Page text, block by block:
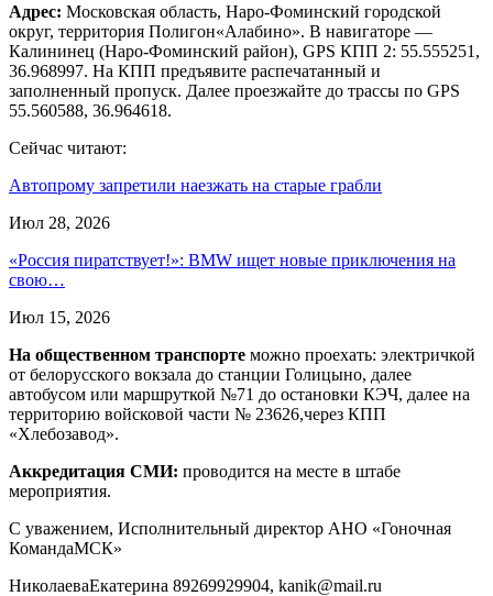
Адрес: Московская область, Наро-Фоминский городской
округ, территория Полигон«Алабино». В навигаторе —
Калининец (Наро-Фоминский район), GPS КПП 2: 55.555251,
36.968997. На КПП предъявите распечатанный и
заполненный пропуск. Далее проезжайте до трассы по GPS
55.560588, 36.964618.
Сейчас читают:
Автопрому запретили наезжать на старые грабли
Июл 28, 2026
«Россия пиратствует!»: BMW ищет новые приключения на
свою…
Июл 15, 2026
На общественном транспорте можно проехать: электричкой
от белорусского вокзала до станции Голицыно, далее
автобусом или маршруткой №71 до остановки КЭЧ, далее на
территорию войсковой части № 23626,через КПП
«Хлебозавод».
Аккредитация СМИ: проводится на месте в штабе
мероприятия.
С уважением, Исполнительный директор АНО «Гоночная
КомандаМСК»
НиколаеваЕкатерина 89269929904, kanik@mail.ru